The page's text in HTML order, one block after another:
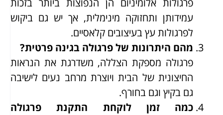
פרגולות אלומיניום הן הנפוצות ביותר בזכות
עמידותן ותחזוקה מינימלית, אך יש גם ביקוש
לפרגולות עץ בעיצובים קלאסיים.
מהם היתרונות של פרגולה בגינה פרטית?
פרגולה מספקת הצללה, משדרגת את הנראות
החיצונית של הבית ויוצרת מרחב נעים לישיבה
גם בקיץ וגם בחורף.
כמה זמן לוקחת התקנת פרגולה